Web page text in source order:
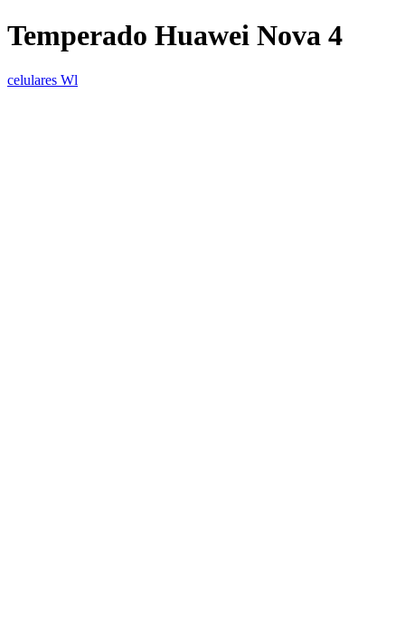
Temperado Huawei Nova 4
celulares Wl